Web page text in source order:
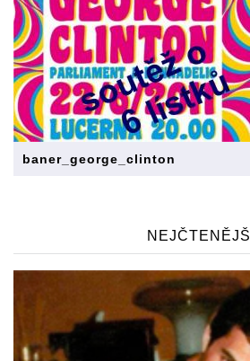
baner_george_clinton
NEJČTENĚJŠÍ